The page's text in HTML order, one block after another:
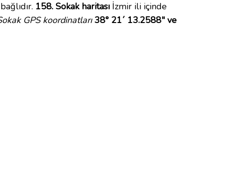
158. Sokak haritası İzmir ili içinde
GPS koordinatları 38° 21´ 13.2588" ve